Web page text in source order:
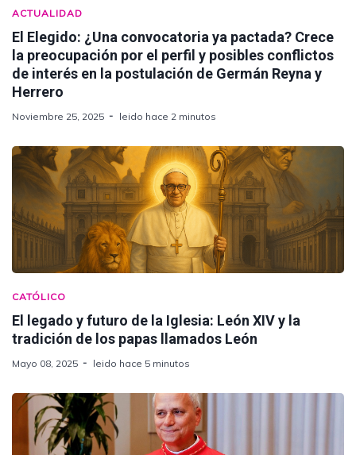
ACTUALIDAD
El Elegido: ¿Una convocatoria ya pactada? Crece
la preocupación por el perfil y posibles conflictos
de interés en la postulación de Germán Reyna y
Herrero
Noviembre 25, 2025 leido hace 2 minutos
CATÓLICO
El legado y futuro de la Iglesia: León XIV y la
tradición de los papas llamados León
Mayo 08, 2025 leido hace 5 minutos